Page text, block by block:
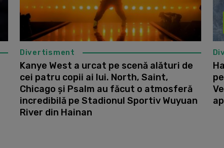
Divertisment
Kanye West a urcat pe scenă alături de
cei patru copii ai lui. North, Saint,
Chicago și Psalm au făcut o atmosferă
incredibilă pe Stadionul Sportiv Wuyuan
River din Hainan